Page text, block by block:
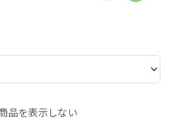
品を表示しない